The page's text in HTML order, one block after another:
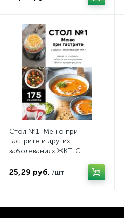
Стол №1. Меню при
гастрите и других
заболеваниях ЖКТ. С
специалиста
25,29 руб. /шт